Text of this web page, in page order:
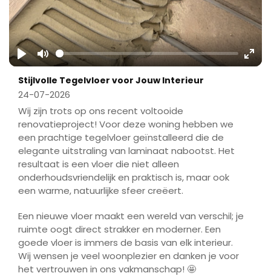
Play Mute
Stijlvolle Tegelvloer voor Jouw Interieur
24-07-2026
Wij zijn trots op ons recent voltooide
renovatieproject! Voor deze woning hebben we
een prachtige tegelvloer geïnstalleerd die de
elegante uitstraling van laminaat nabootst. Het
resultaat is een vloer die niet alleen
onderhoudsvriendelijk en praktisch is, maar ook
een warme, natuurlijke sfeer creëert.
Een nieuwe vloer maakt een wereld van verschil; je
ruimte oogt direct strakker en moderner. Een
goede vloer is immers de basis van elk interieur.
Wij wensen je veel woonplezier en danken je voor
het vertrouwen in ons vakmanschap! 🤩